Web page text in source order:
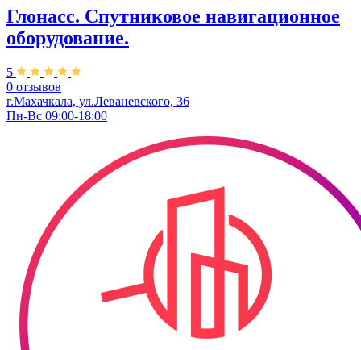
Глонасс. Спутниковое навигационное
оборудование.
5
0 отзывов
г.Махачкала, ул.Леваневского, 36
Пн-Вс 09:00-18:00